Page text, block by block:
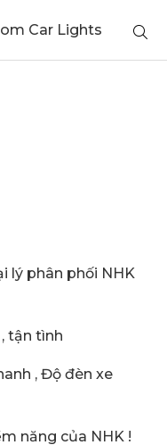
lý phân phối NHK
tận tình
, Độ đèn xe
năng của NHK !